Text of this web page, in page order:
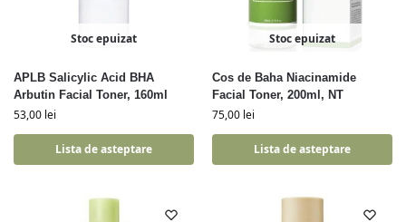
Stoc epuizat
APLB Salicylic Acid BHA
Arbutin Facial Toner, 160ml
53,00 lei
Lista de asteptare
Stoc epuizat
Cos de Baha Niacinamide
Facial Toner, 200ml, NT
75,00 lei
Lista de asteptare